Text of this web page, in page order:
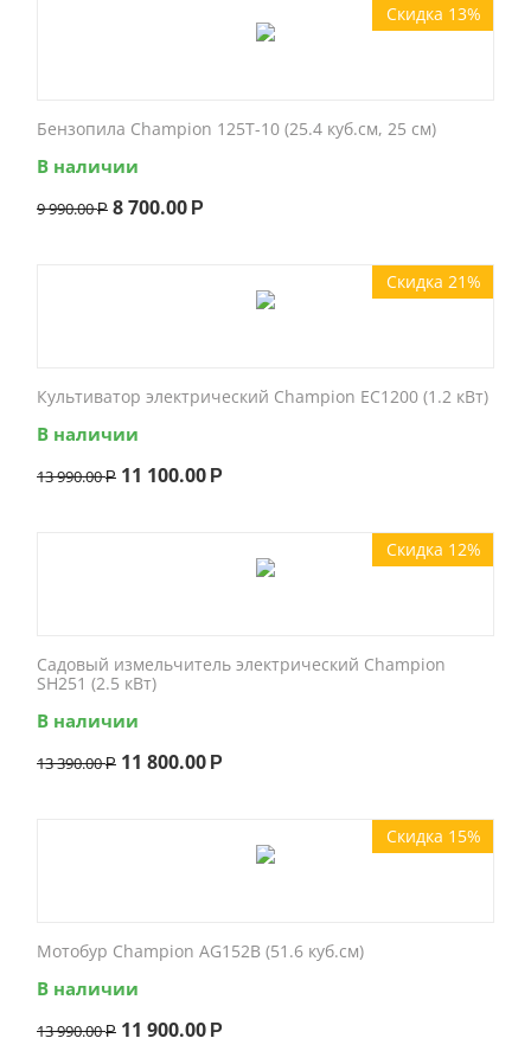
Скидка 13%
Бензопила Champion 125T-10 (25.4 куб.см, 25 см)
В наличии
9 990.00 Р 8 700.00 Р
Скидка 21%
Культиватор электрический Champion EC1200 (1.2 кВт)
В наличии
13 990.00 Р 11 100.00 Р
Скидка 12%
Садовый измельчитель электрический Champion
SH251 (2.5 кВт)
В наличии
13 390.00 Р 11 800.00 Р
Скидка 15%
Мотобур Champion AG152B (51.6 куб.см)
В наличии
13 990.00 Р 11 900.00 Р